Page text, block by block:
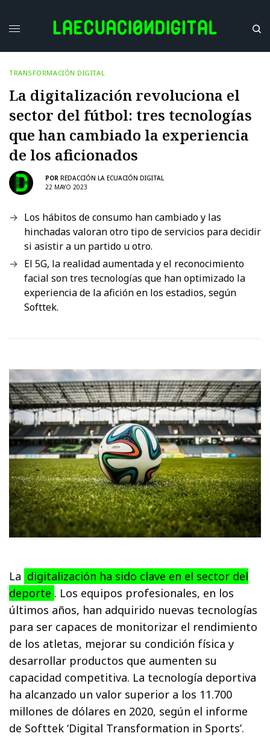
TRANSFORMACIÓN DIGITAL
La digitalización revoluciona el
sector del fútbol: tres tecnologías
que han cambiado la experiencia
de los aficionados
POR REDACCIÓN LA ECUACIÓN DIGITAL
22 MAYO 2023
Los hábitos de consumo han cambiado y las
hinchadas valoran otro tipo de servicios para decidir
si asistir a un partido u otro.
El 5G, la realidad aumentada y el reconocimiento
facial son tres tecnologías que han optimizado la
experiencia de la afición en los estadios, según
Softtek.
La digitalización ha sido clave en el sector del
deporte . Los equipos profesionales, en los
últimos años, han adquirido nuevas tecnologías
para ser capaces de monitorizar el rendimiento
de los atletas, mejorar su condición física y
desarrollar productos que aumenten su
capacidad competitiva. La tecnología deportiva
ha alcanzado un valor superior a los 11.700
millones de dólares en 2020, según el informe
de Softtek ‘Digital Transformation in Sports’.